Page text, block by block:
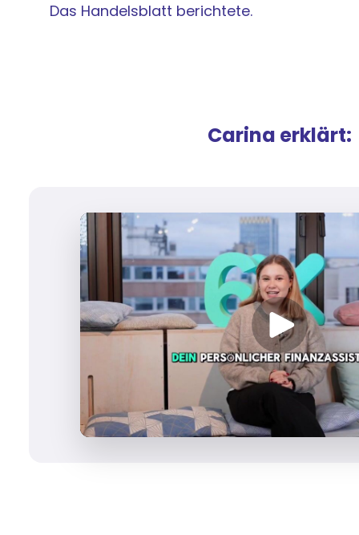
Das Handelsblatt berichtete.
Carina erklärt: